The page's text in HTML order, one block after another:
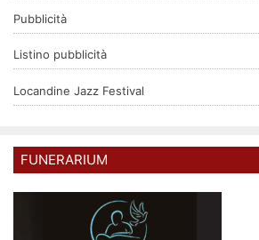
Pubblicità
Listino pubblicità
Locandine Jazz Festival
FUNERARIUM